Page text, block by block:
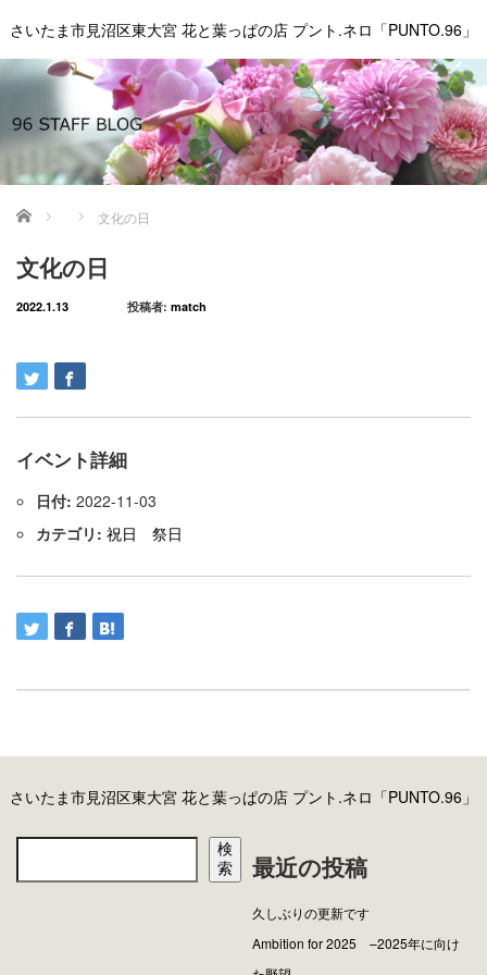
さいたま市見沼区東大宮 花と葉っぱの店 プント.ネロ「PUNTO.96」
ホーム 文化の日
文化の日
2022.1.13 投稿者: match
イベント詳細
日付: 2022-11-03
カテゴリ: 祝日 祭日
さいたま市見沼区東大宮 花と葉っぱの店 プント.ネロ「PUNTO.96」
検
索
最近の投稿
久しぶりの更新です
Ambition for 2025 –2025年に向け